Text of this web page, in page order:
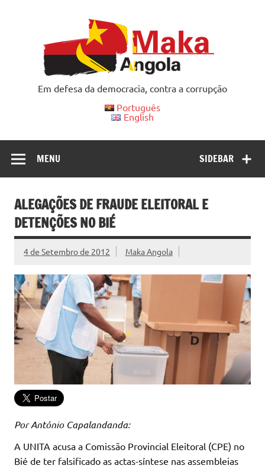
Em defesa da democracia, contra a corrupção
Português
English
SIDEBAR
MENU
ALEGAÇÕES DE FRAUDE ELEITORAL E
DETENÇÕES NO BIÉ
4 de Setembro de 2012 Maka Angola
Por António Capalandanda:
A UNITA acusa a Comissão Provincial Eleitoral (CPE) no
Bié de ter falsificado as actas-síntese nas assembleias